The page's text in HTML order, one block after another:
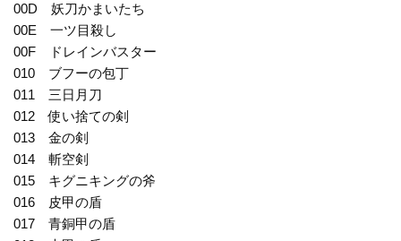
00D 妖刀かまいたち
00E 一ツ目殺し
00F ドレインバスター
010 ブフーの包丁
011 三日月刀
012 使い捨ての剣
013 金の剣
014 斬空剣
015 キグニキングの斧
016 皮甲の盾
017 青銅甲の盾